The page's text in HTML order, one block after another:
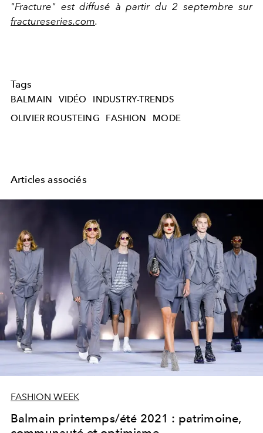
"Fracture" est diffusé à partir du 2 septembre sur
fractureseries.com.
Tags
BALMAIN VIDÉO
INDUSTRY-TRENDS
OLIVIER ROUSTEING
FASHION MODE
Articles associés
FASHION WEEK
Balmain printemps/été 2021 : patrimoine,